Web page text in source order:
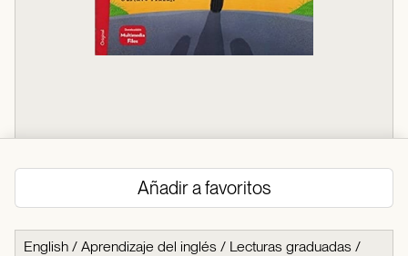
Añadir a favoritos
English / Aprendizaje del inglés / Lecturas graduadas /